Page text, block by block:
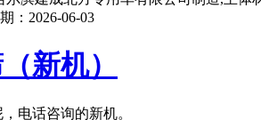
： 2026-06-03
新机）
电话咨询的新机。